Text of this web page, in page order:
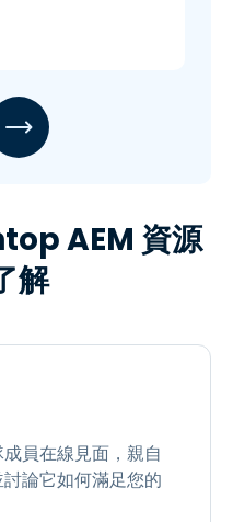
AEM 資源
解
員在線見面，親自
論它如何滿足您的